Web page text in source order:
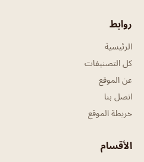
روابط
الرئيسية
كل التصنيفات
عن الموقع
اتصل بنا
خريطة الموقع
الأقسام